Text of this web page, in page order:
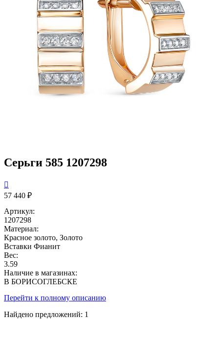
Серьги 585 1207298

57 440 ₽
Артикул:
1207298
Материал:
Красное золото, Золото
Вставки Фианит
Вес:
3.59
Наличие в магазинах:
В БОРИСОГЛЕБСКЕ
Перейти к полному описанию
Найдено предложений: 1